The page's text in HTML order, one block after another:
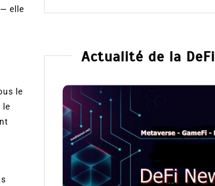
elle
le
le
Actualité de la DeFi